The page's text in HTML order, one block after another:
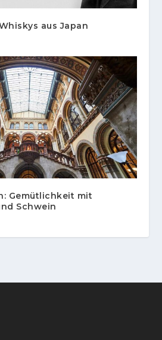
aus Japan
Gemütlichkeit mit
Schwein